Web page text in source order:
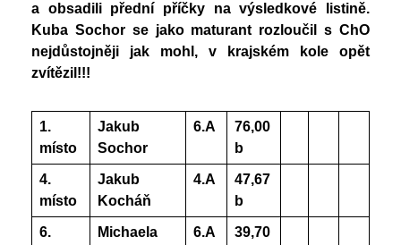
a obsadili přední příčky na výsledkové listině.
Kuba Sochor se jako maturant rozloučil s ChO
nejdůstojněji jak mohl, v krajském kole opět
zvítězil!!!
1.
místo
Jakub
Sochor
6.A
76,00
b
4.
místo
Jakub
Kocháň
4.A
47,67
b
6.
Michaela
6.A
39,70